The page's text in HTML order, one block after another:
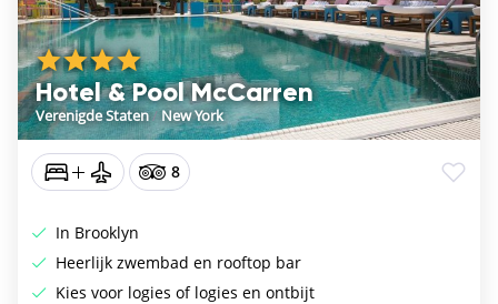
Hotel & Pool McCarren
Verenigde Staten/New York
8
In Brooklyn
Heerlijk zwembad en rooftop bar
Kies voor logies of logies en ontbijt